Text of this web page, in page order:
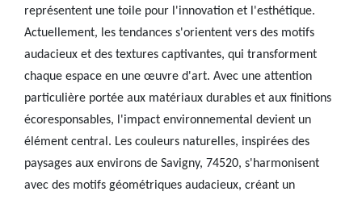
représentent une toile pour l'innovation et l'esthétique.
Actuellement, les tendances s'orientent vers des motifs
audacieux et des textures captivantes, qui transforment
chaque espace en une œuvre d'art. Avec une attention
particulière portée aux matériaux durables et aux finitions
écoresponsables, l'impact environnemental devient un
élément central. Les couleurs naturelles, inspirées des
paysages aux environs de Savigny, 74520, s'harmonisent
avec des motifs géométriques audacieux, créant un